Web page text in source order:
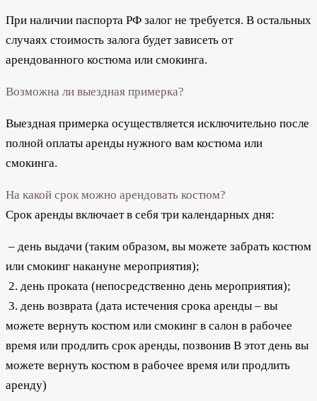
При наличии паспорта РФ залог не требуется. В остальных
случаях стоимость залога будет зависеть от
арендованного костюма или смокинга.
Возможна ли выездная примерка?
Выездная примерка осуществляется исключительно после
полной оплаты аренды нужного вам костюма или
смокинга.
На какой срок можно арендовать костюм?
Срок аренды включает в себя три календарных дня:
– день выдачи (таким образом, вы можете забрать костюм
или смокинг накануне мероприятия);
2. день проката (непосредственно день мероприятия);
3. день возврата (дата истечения срока аренды – вы
можете вернуть костюм или смокинг в салон в рабочее
время или продлить срок аренды, позвонив В этот день вы
можете вернуть костюм в рабочее время или продлить
аренду)